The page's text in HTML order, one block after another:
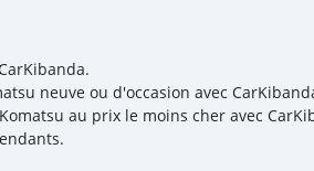
neuve ou d'occasion avec
au prix le moins cher avec